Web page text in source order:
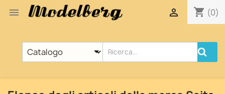
 shopping_cart (0)
